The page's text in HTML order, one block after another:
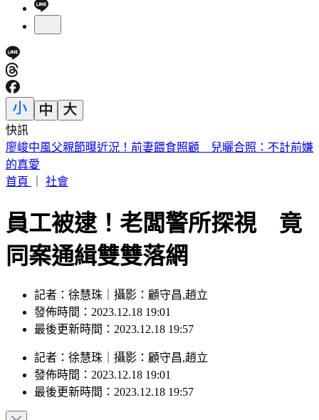
快訊
台股力守半年線！法人估「持續震盪」 點名8月布局這族群
首頁｜
員工被逮！老闆警所探視 竟
同案通緝雙雙落網
發佈時間：2023.12.18 19:01
最後更新時間：2023.12.18 19:57
發佈時間：2023.12.18 19:01
最後更新時間：2023.12.18 19:57